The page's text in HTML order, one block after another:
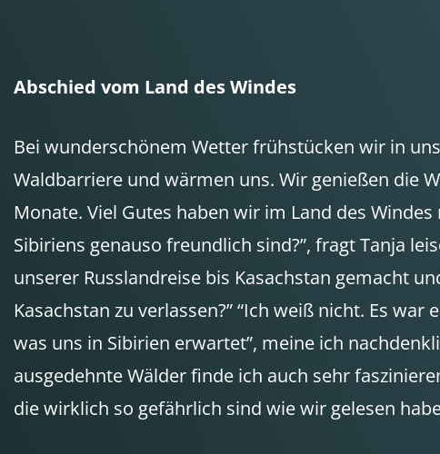
Abschied vom Land des Windes
Bei wunderschönem Wetter frühstücken wir in
Waldbarriere und wärmen uns. Wir genießen die
Monate. Viel Gutes haben wir im Land des
Sibiriens genauso freundlich sind?”, fragt Tanja
unserer Russlandreise bis Kasachstan gemacht
Kasachstan zu verlassen?” “Ich weiß nicht. Es
was uns in Sibirien erwartet”, meine ich
ausgedehnte Wälder finde ich auch sehr
die wirklich so gefährlich sind wie wir gelesen